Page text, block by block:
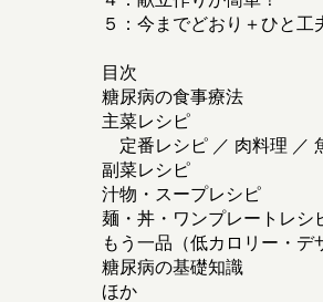
５：今までどおり＋ひと工
目次
糖尿病の食事療法
主菜レシピ
定番レシピ ／ 肉料理 ／
副菜レシピ
汁物・スープレシピ
麺・丼・ワンプレートレシ
もう一品（低カロリー・デ
糖尿病の基礎知識
ほか